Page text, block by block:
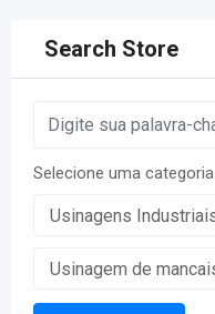
Search Store
Selecione uma categoria